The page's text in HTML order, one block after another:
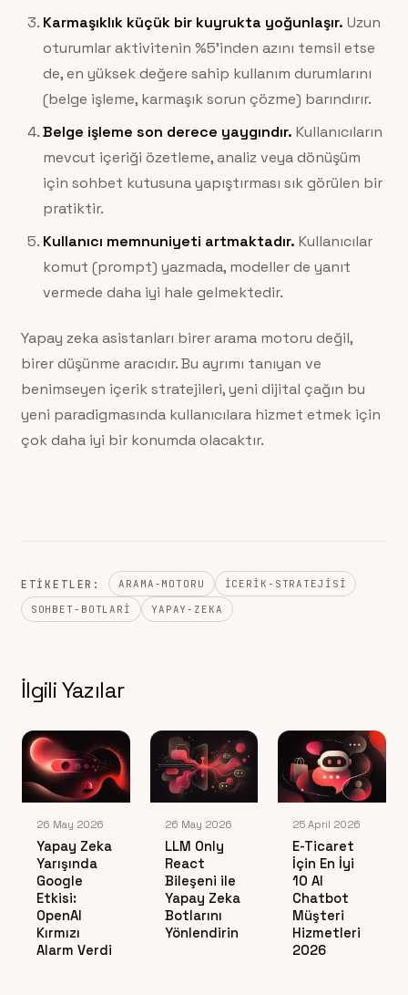
Karmaşıklık küçük bir kuyrukta yoğunlaşır. Uzun
oturumlar aktivitenin %5’inden azını temsil etse
de, en yüksek değere sahip kullanım durumlarını
(belge işleme, karmaşık sorun çözme) barındırır.
Belge işleme son derece yaygındır. Kullanıcıların
mevcut içeriği özetleme, analiz veya dönüşüm
için sohbet kutusuna yapıştırması sık görülen bir
pratiktir.
Kullanıcı memnuniyeti artmaktadır. Kullanıcılar
komut (prompt) yazmada, modeller de yanıt
vermede daha iyi hale gelmektedir.
Yapay zeka asistanları birer arama motoru değil,
birer düşünme aracıdır. Bu ayrımı tanıyan ve
benimseyen içerik stratejileri, yeni dijital çağın bu
yeni paradigmasında kullanıcılara hizmet etmek için
çok daha iyi bir konumda olacaktır.
ETIKETLER: ARAMA-MOTORU
ICERIK-STRATEJISI
SOHBET-BOTLARI
YAPAY-ZEKA
İlgili Yazılar
26 May 2026
Yapay Zeka
Yarışında
Google
Etkisi:
OpenAI
Kırmızı
Alarm Verdi
26 May 2026
LLM Only
React
Bileşeni ile
Yapay Zeka
Botlarını
Yönlendirin
25 April 2026
E-Ticaret
İçin En İyi
10 AI
Chatbot
Müşteri
Hizmetleri
2026